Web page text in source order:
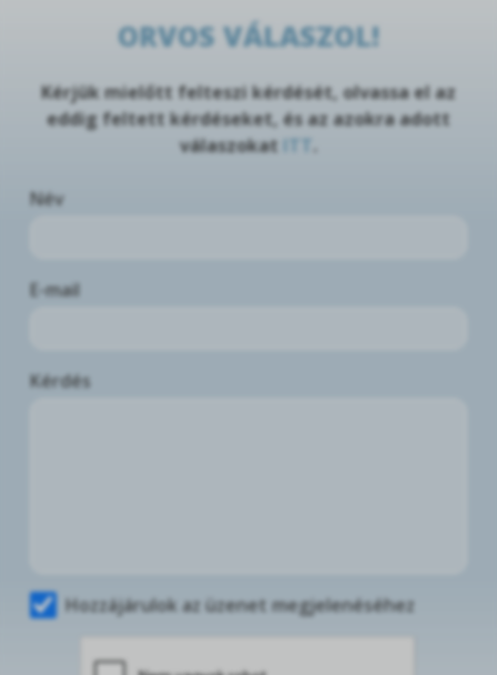
ORVOS VÁLASZOL!
Kérjük mielőtt felteszi kérdését, olvassa el az
eddig feltett kérdéseket, és az azokra adott
válaszokat ITT
Név
E-mail
Kérdés
Hozzájárulok az üzenet megjelenéséhez